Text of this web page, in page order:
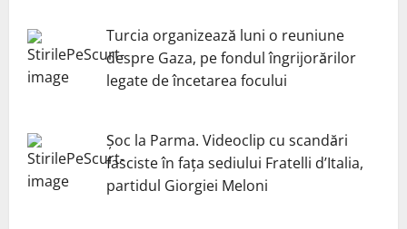
Turcia organizează luni o reuniune
despre Gaza, pe fondul îngrijorărilor
legate de încetarea focului
Șoc la Parma. Videoclip cu scandări
fasciste în fața sediului Fratelli d’Italia,
partidul Giorgiei Meloni